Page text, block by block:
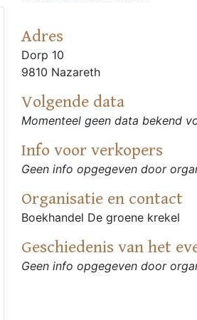
Adres
Dorp 10
9810 Nazareth
Volgende data
Momenteel geen data bekend
Info voor verkopers
Geen info opgegeven door
Organisatie en contact
Boekhandel De groene krekel
Geschiedenis van het
Geen info opgegeven door